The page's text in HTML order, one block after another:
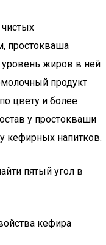
простокваша
уровень жиров в ней
продукт
цвету и более
у простокваши
кефирных напитков.
пятый угол в
кефира